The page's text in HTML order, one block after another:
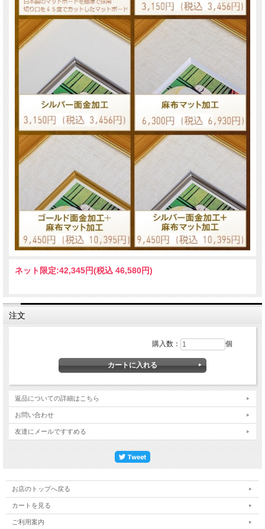
ネット限定:42,345円(税込 46,580円)
注文
購入数： 個
返品についての詳細はこちら
お問い合わせ
友達にメールですすめる
お店のトップへ戻る
カートを見る
ご利用案内